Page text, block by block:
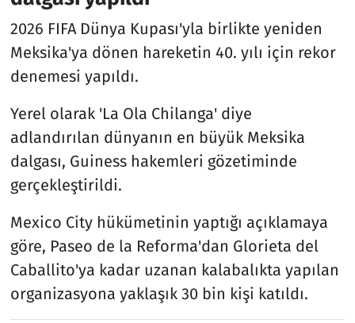
2026 FIFA Dünya Kupası'yla birlikte yeniden
Meksika'ya dönen hareketin 40. yılı için rekor
denemesi yapıldı.
Yerel olarak 'La Ola Chilanga' diye
adlandırılan dünyanın en büyük Meksika
dalgası, Guiness hakemleri gözetiminde
gerçekleştirildi.
Mexico City hükümetinin yaptığı açıklamaya
göre, Paseo de la Reforma'dan Glorieta del
Caballito'ya kadar uzanan kalabalıkta yapılan
organizasyona yaklaşık 30 bin kişi katıldı.